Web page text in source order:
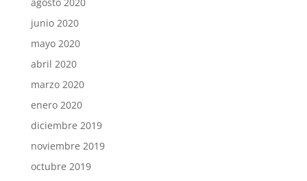
junio 2020
mayo 2020
abril 2020
marzo 2020
enero 2020
diciembre 2019
noviembre 2019
octubre 2019